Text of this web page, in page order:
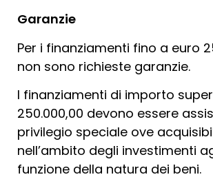
Garanzie
Per i finanziamenti fino a euro
non sono richieste garanzie.
I finanziamenti di importo
250.000,00 devono essere
privilegio speciale ove
nell’ambito degli investimenti
funzione della natura dei beni.